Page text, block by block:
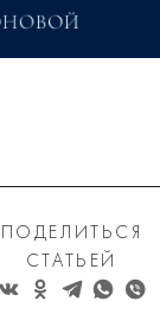
ПОДЕЛИТЬСЯ
СТАТЬЕЙ